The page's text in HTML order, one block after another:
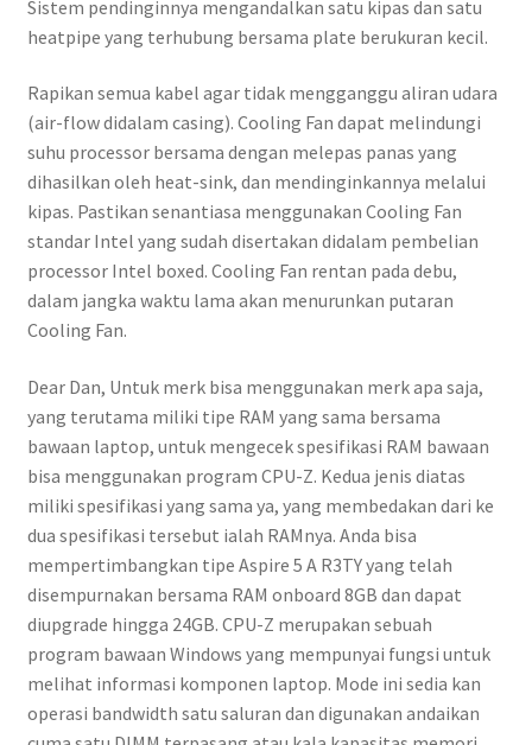
Sistem pendinginnya mengandalkan satu kipas dan satu
heatpipe yang terhubung bersama plate berukuran kecil.
Rapikan semua kabel agar tidak mengganggu aliran udara
(air-flow didalam casing). Cooling Fan dapat melindungi
suhu processor bersama dengan melepas panas yang
dihasilkan oleh heat-sink, dan mendinginkannya melalui
kipas. Pastikan senantiasa menggunakan Cooling Fan
standar Intel yang sudah disertakan didalam pembelian
processor Intel boxed. Cooling Fan rentan pada debu,
dalam jangka waktu lama akan menurunkan putaran
Cooling Fan.
Dear Dan, Untuk merk bisa menggunakan merk apa saja,
yang terutama miliki tipe RAM yang sama bersama
bawaan laptop, untuk mengecek spesifikasi RAM bawaan
bisa menggunakan program CPU-Z. Kedua jenis diatas
miliki spesifikasi yang sama ya, yang membedakan dari ke
dua spesifikasi tersebut ialah RAMnya. Anda bisa
mempertimbangkan tipe Aspire 5 A R3TY yang telah
disempurnakan bersama RAM onboard 8GB dan dapat
diupgrade hingga 24GB. CPU-Z merupakan sebuah
program bawaan Windows yang mempunyai fungsi untuk
melihat informasi komponen laptop. Mode ini sedia kan
operasi bandwidth satu saluran dan digunakan andaikan